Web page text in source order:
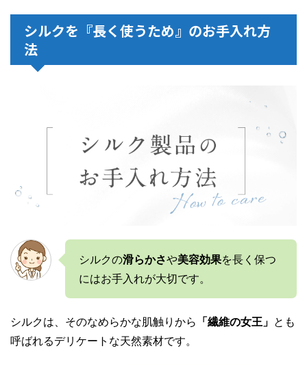
シルクを『長く使うため』のお手入れ方
法
シルクの滑らかさや美容効果を長く保つ
にはお手入れが大切です。
シルクは、そのなめらかな肌触りから 「繊維の女王」 とも
呼ばれるデリケートな天然素材です。